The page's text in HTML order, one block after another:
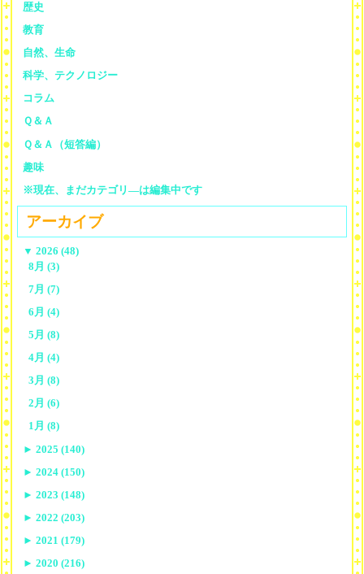
歴史
教育
自然、生命
科学、テクノロジー
コラム
Ｑ＆Ａ
Ｑ＆Ａ（短答編）
趣味
※現在、まだカテゴリ—は編集中です
アーカイブ
▼ 2026 (48)
8月 (3)
7月 (7)
6月 (4)
5月 (8)
4月 (4)
3月 (8)
2月 (6)
1月 (8)
► 2025 (140)
► 2024 (150)
► 2023 (148)
► 2022 (203)
► 2021 (179)
► 2020 (216)